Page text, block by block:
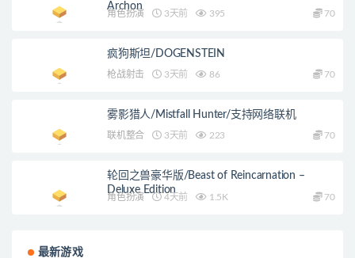
Archon
角色扮演 3天前 395 70
疯狗斯坦/DOGENSTEIN
枪战射击 3天前 86 70
雾影猎人/Mistfall Hunter/支持网络联机
联机整合 3天前 223 70
轮回之兽豪华版/Beast of Reincarnation –
Deluxe Edition
角色扮演 4天前 1.5K 70
最新游戏